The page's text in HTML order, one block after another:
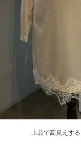
上品で高見えす